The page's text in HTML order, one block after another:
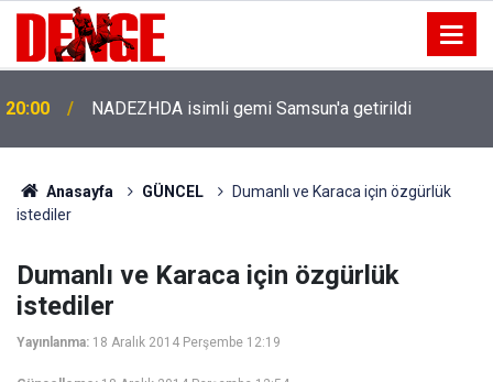
20:00 NADEZHDA isimli gemi Samsun'a getirildi
Anasayfa GÜNCEL
Dumanlı ve Karaca için özgürlük
istediler
Dumanlı ve Karaca için özgürlük
istediler
Yayınlanma: 18 Aralık 2014 Perşembe 12:19